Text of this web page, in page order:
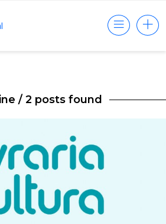
/ 2 posts found